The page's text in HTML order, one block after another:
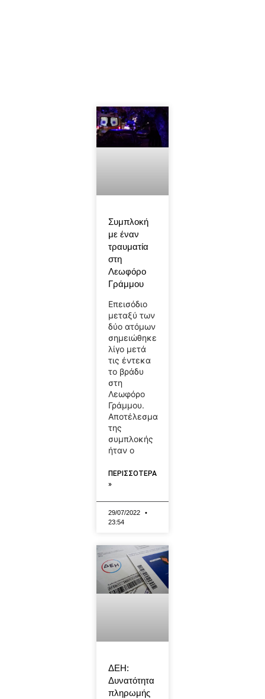
Συμπλοκή
με έναν
τραυματία
στη
Λεωφόρο
Γράμμου
Επεισόδιο
μεταξύ των
δύο ατόμων
σημειώθηκε
λίγο μετά
τις έντεκα
το βράδυ
στη
Λεωφόρο
Γράμμου.
Αποτέλεσμα
της
συμπλοκής
ήταν ο
ΠΕΡΙΣΣΟΤΕΡΑ
»
29/07/2022
23:54
ΔΕΗ:
Δυνατότητα
πληρωμής